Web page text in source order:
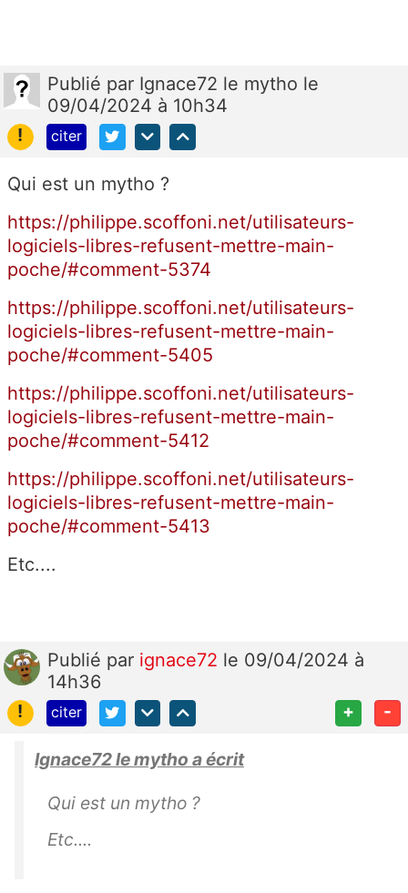
Publié par Ignace72 le mytho le
09/04/2024 à 10h34
!
citer
Qui est un mytho ?
https://philippe.scoffoni.net/utilisateurs-
logiciels-libres-refusent-mettre-main-
poche/#comment-5374
https://philippe.scoffoni.net/utilisateurs-
logiciels-libres-refusent-mettre-main-
poche/#comment-5405
https://philippe.scoffoni.net/utilisateurs-
logiciels-libres-refusent-mettre-main-
poche/#comment-5412
https://philippe.scoffoni.net/utilisateurs-
logiciels-libres-refusent-mettre-main-
poche/#comment-5413
Etc....
Publié par ignace72 le 09/04/2024 à
14h36
!
citer + -
Ignace72 le mytho a écrit
Qui est un mytho ?
Etc....